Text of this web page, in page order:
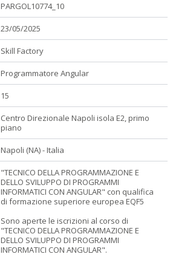
PARGOL10774_10
23/05/2025
Skill Factory
Programmatore Angular
15
Centro Direzionale Napoli isola E2, primo
piano
Napoli (NA) - Italia
"TECNICO DELLA PROGRAMMAZIONE E
DELLO SVILUPPO DI PROGRAMMI
INFORMATICI CON ANGULAR" con qualifica
di formazione superiore europea EQF5
Sono aperte le iscrizioni al corso di
"TECNICO DELLA PROGRAMMAZIONE E
DELLO SVILUPPO DI PROGRAMMI
INFORMATICI CON ANGULAR".